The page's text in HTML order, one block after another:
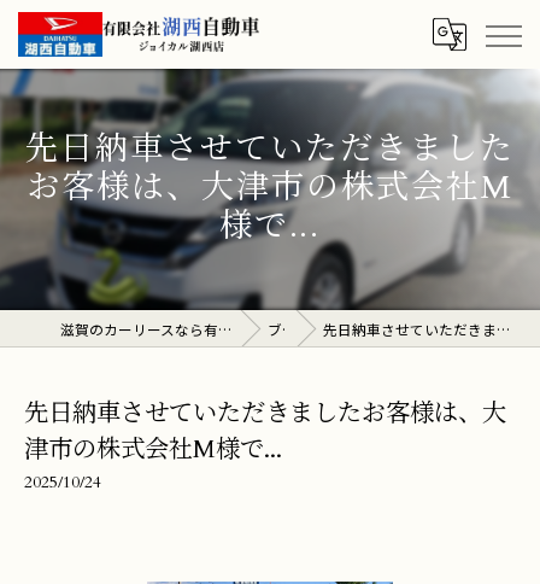
先日納車させていただきました
お客様は、大津市の株式会社M
様で...
滋賀のカーリースなら有限会社湖西自動車 ジョイカル湖西店 ブログ 先日納車させていただきましたお客様は、大津市の株式会社M様で...
先日納車させていただきましたお客様は、大
津市の株式会社M様で...
2025/10/24